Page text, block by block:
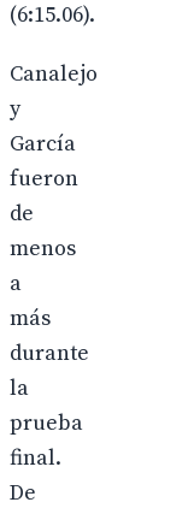
(6:15.06).
Canalejo
y
García
fueron
de
menos
a
más
durante
la
prueba
final.
De